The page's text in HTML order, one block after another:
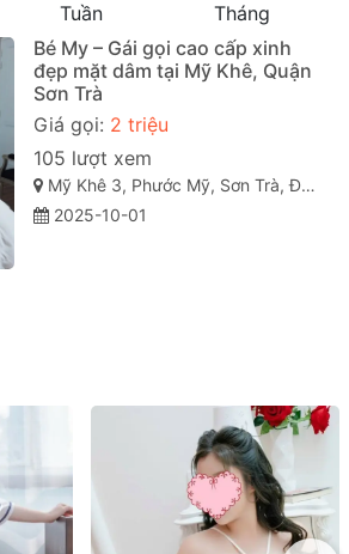
Tuần
Tháng
Bé My – Gái gọi cao cấp xinh
đẹp mặt dâm tại Mỹ Khê, Quận
Sơn Trà
Giá gọi: 2 triệu
105 lượt xem
Mỹ Khê 3, Phước Mỹ, Sơn Trà, Đà Nẵng
2025-10-01